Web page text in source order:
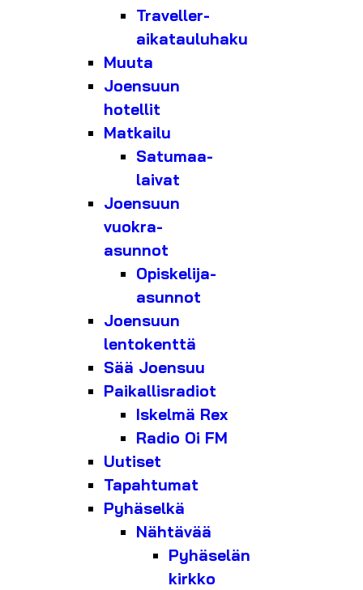
Traveller-
aikatauluhaku
Muuta
Joensuun
hotellit
Matkailu
Satumaa-
laivat
Joensuun
vuokra-
asunnot
Opiskelija-
asunnot
Joensuun
lentokenttä
Sää Joensuu
Paikallisradiot
Iskelmä Rex
Radio Oi FM
Uutiset
Tapahtumat
Pyhäselkä
Nähtävää
Pyhäselän
kirkko